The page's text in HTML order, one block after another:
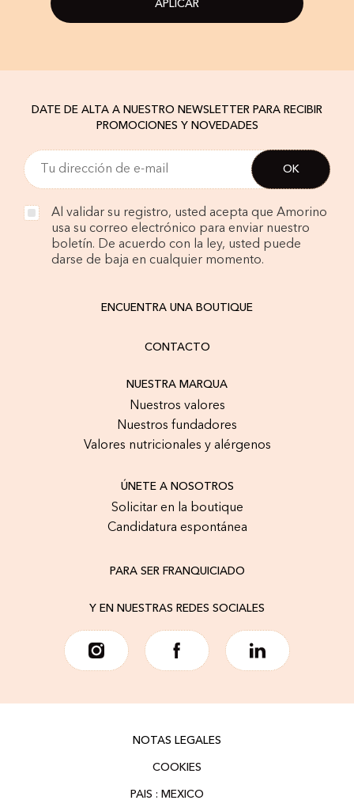
APLICAR
DATE DE ALTA A NUESTRO NEWSLETTER PARA RECIBIR
PROMOCIONES Y NOVEDADES
Al validar su registro, usted acepta que Amorino
usa su correo electrónico para enviar nuestro
boletín. De acuerdo con la ley, usted puede
darse de baja en cualquier momento.
ENCUENTRA UNA BOUTIQUE
CONTACTO
NUESTRA MARQUA
Nuestros valores
Nuestros fundadores
Valores nutricionales y alérgenos
ÚNETE A NOSOTROS
Solicitar en la boutique
Candidatura espontánea
PARA SER FRANQUICIADO
Y EN NUESTRAS REDES SOCIALES
NOTAS LEGALES
COOKIES